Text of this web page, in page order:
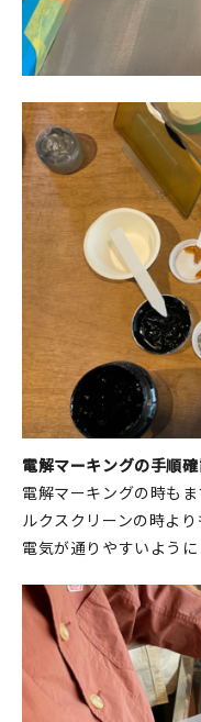
電解マーキングの手順
電解マーキングの時も
ルクスクリーンの時よ
電気が通りやすいよう